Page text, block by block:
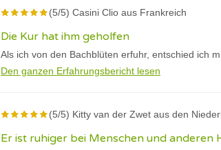
(5/5) Casini Clio aus Frankreich
Die Kur hat ihm geholfen
Als ich von den Bachblüten erfuhr, entschied ich
Den ganzen Erfahrungsbericht lesen
(5/5) Kitty van der Zwet aus den
Er ist ruhiger bei Menschen und anderen